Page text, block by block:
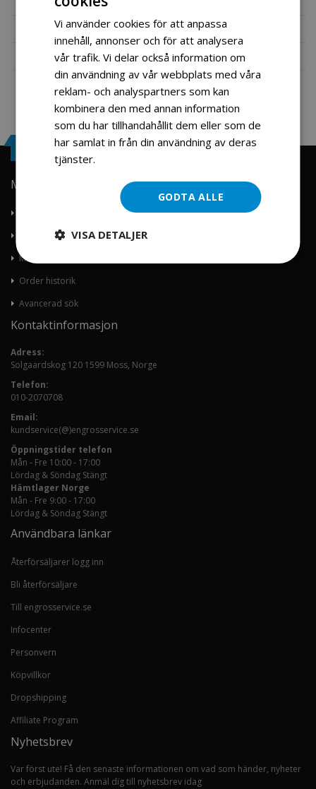
Recensioner
Fil vedlegg
Engrosservice.se
Min konto
Kontakta oss
Mitt konto
Order historik
Avancerad sök
Kontaktinformasjon
Adress:
Solgaardskog 120 1599 Moss, Norge
Telefon:
010-2070708
Email:
kundservice(@)engrosservice.se
Öppningstider telefon
Mån - Fre 10:00 - 17:00
Lördag & Söndag Stängt
Hämtlager Norge
Mån - Fre 9:00 - 17:00
Lördag & Söndag Stängt
Användbara länkar
Återförsäljarer logg inn
Bli återförsäljare
Till engrosservice.se
Infocenter
Personvern
Köpvillkor
Dropshipping
Affiliate Program
Nyhetsbrev
Var först ute! Få den senaste informationen om vad som händer, nyheter
och erbjudanden. Anmäl dig till nyhetsbrev idag
Vi använder cookies för att anpassa
innehåll, annonser och för att analysera
vår trafik. Vi delar också information om
din användning av vår webbplats med våra
reklam- och analyspartners som kan
kombinera den med annan information
som du har tillhandahållit dem eller som de
har samlat in från din användning av deras
tjänster.
GODTA ALLE
VISA DETALJER